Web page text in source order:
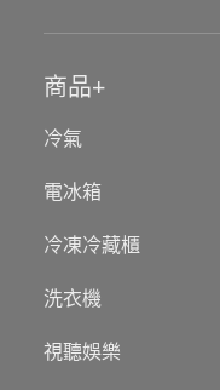
商品
冷氣
電冰箱
冷凍冷藏櫃
洗衣機
視聽娛樂